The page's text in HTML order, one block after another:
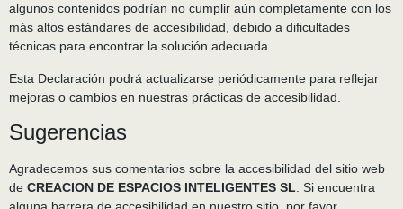
algunos contenidos podrían no cumplir aún completamente con los
más altos estándares de accesibilidad, debido a dificultades
técnicas para encontrar la solución adecuada.
Esta Declaración podrá actualizarse periódicamente para reflejar
mejoras o cambios en nuestras prácticas de accesibilidad.
Sugerencias
Agradecemos sus comentarios sobre la accesibilidad del sitio web
de CREACION DE ESPACIOS INTELIGENTES SL . Si encuentra